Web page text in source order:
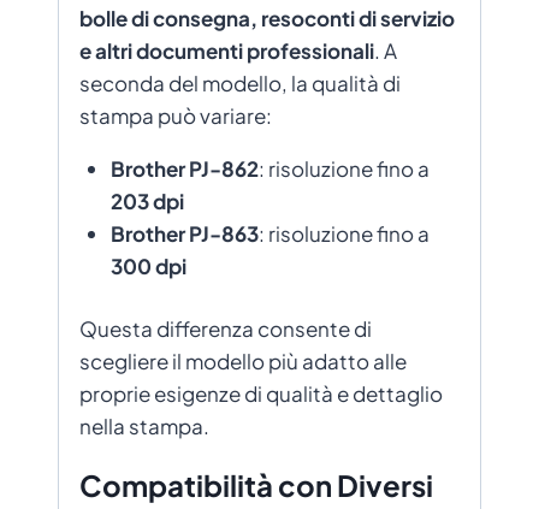
bolle di consegna, resoconti di servizio
e altri documenti professionali. A
seconda del modello, la qualità di
stampa può variare:
Brother PJ-862: risoluzione fino a
203 dpi
Brother PJ-863: risoluzione fino a
300 dpi
Questa differenza consente di
scegliere il modello più adatto alle
proprie esigenze di qualità e dettaglio
nella stampa.
Compatibilità con Diversi